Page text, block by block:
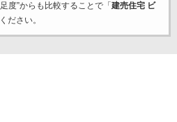
度”からも比較することで「 建売住宅 ビ
ださい。